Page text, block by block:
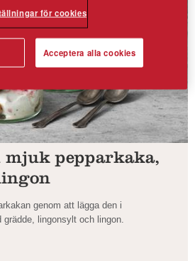
mjuk pepparkaka,
genom att lägga den i
lingonsylt och lingon.
för cookies
Acceptera alla cookies